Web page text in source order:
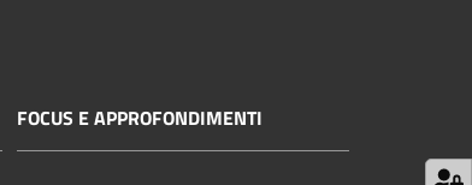
FOCUS E APPROFONDIMENTI